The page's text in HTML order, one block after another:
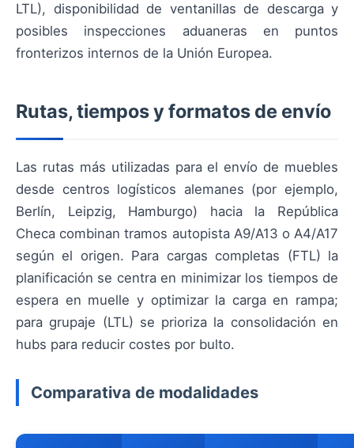
LTL), disponibilidad de ventanillas de descarga y
posibles inspecciones aduaneras en puntos
fronterizos internos de la Unión Europea.
Rutas, tiempos y formatos de envío
Las rutas más utilizadas para el envío de muebles
desde centros logísticos alemanes (por ejemplo,
Berlín, Leipzig, Hamburgo) hacia la República
Checa combinan tramos autopista A9/A13 o A4/A17
según el origen. Para cargas completas (FTL) la
planificación se centra en minimizar los tiempos de
espera en muelle y optimizar la carga en rampa;
para grupaje (LTL) se prioriza la consolidación en
hubs para reducir costes por bulto.
Comparativa de modalidades